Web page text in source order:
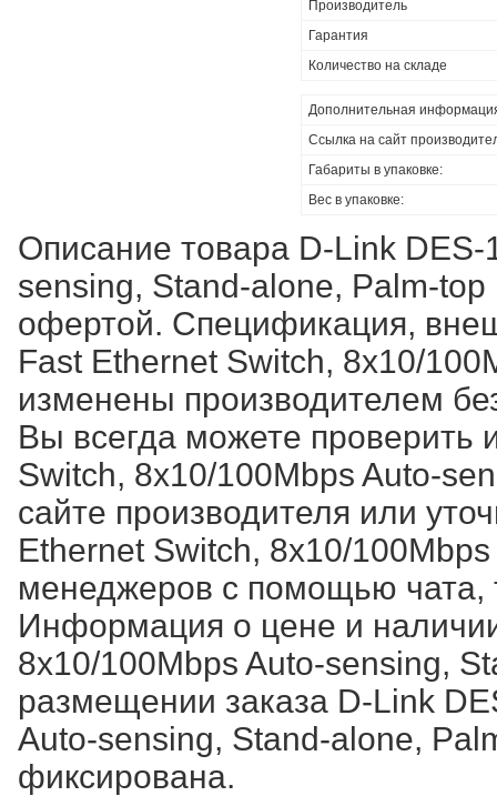
Производитель
Гарантия
Количество на складе
Дополнительная
Ссылка на сайт
Габариты в упаковке:
Вес в упаковке:
Описание товара D-Link
sensing, Stand-alone, Palm-top
офертой. Спецификация,
Fast Ethernet Switch, 8x10/
изменены производителем
Вы всегда можете
Switch, 8x10/100Mbps Auto-
сайте производителя или
Ethernet Switch, 8x10/
менеджеров с помощью чата,
Информация о цене и
8x10/100Mbps Auto-sensing,
размещении заказа D-Link
Auto-sensing, Stand-alone,
фиксирована.